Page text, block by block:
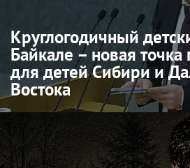
Круглогодичный
Байкале – новая
для детей Сибири и
Востока